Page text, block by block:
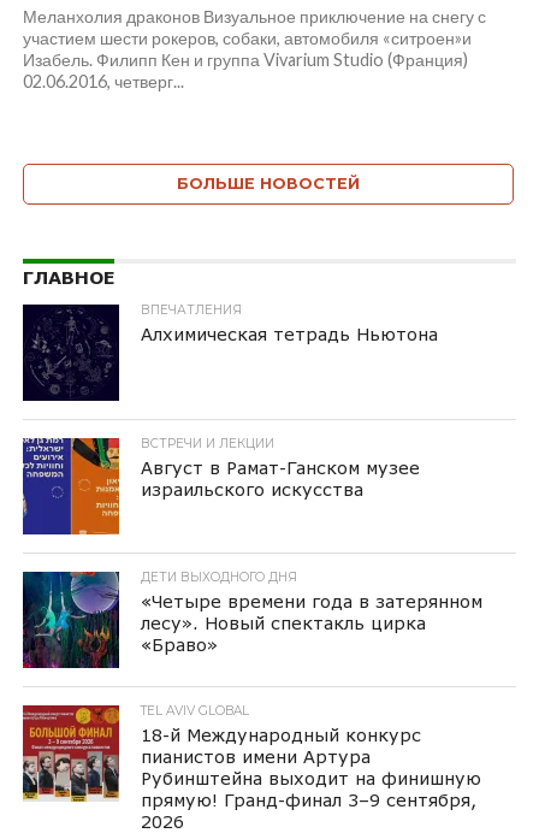
Меланхолия драконов Визуальное приключение на снегу с
участием шести рокеров, собаки, автомобиля «ситроен»и
Изабель. Филипп Кен и группа Vivarium Studio (Франция)
02.06.2016, четверг...
БОЛЬШЕ НОВОСТЕЙ
ГЛАВНОЕ
ВПЕЧАТЛЕНИЯ
Алхимическая тетрадь Ньютона
ВСТРЕЧИ И ЛЕКЦИИ
Август в Рамат-Ганском музее
израильского искусства
ДЕТИ ВЫХОДНОГО ДНЯ
«Четыре времени года в затерянном
лесу». Новый спектакль цирка
«Браво»
TEL AVIV GLOBAL
18-й Международный конкурс
пианистов имени Артура
Рубинштейна выходит на финишную
прямую! Гранд-финал 3–9 сентября,
2026